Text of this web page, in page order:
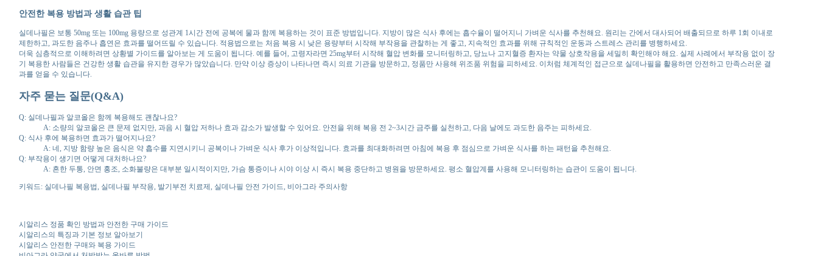
안전한 복용 방법과 생활 습관 팁
실데나필은 보통 50mg 또는 100mg 용량으로 성관계 1시간 전에 공복에 물과 함께 복용하는 것이 표준 방법입니다. 지방이 많은 식사 후에는 흡수율이 떨어지니 가벼운 식사를 추천해요. 원리는 간에서 대사되어 배출되므로 하루 1회 이내로
제한하고, 과도한 음주나 흡연은 효과를 떨어뜨릴 수 있습니다. 적용법으로는 처음 복용 시 낮은 용량부터 시작해 부작용을 관찰하는 게 좋고, 지속적인 효과를 위해 규칙적인 운동과 스트레스 관리를 병행하세요.
더욱 심층적으로 이해하려면 상황별 가이드를 알아보는 게 도움이 됩니다. 예를 들어, 고령자라면 25mg부터 시작해 혈압 변화를 모니터링하고, 당뇨나 고지혈증 환자는 약물 상호작용을 세밀히 확인해야 해요. 실제 사례에서 부작용 없이 장
기 복용한 사람들은 건강한 생활 습관을 유지한 경우가 많았습니다. 만약 이상 증상이 나타나면 즉시 의료 기관을 방문하고, 정품만 사용해 위조품 위험을 피하세요. 이처럼 체계적인 접근으로 실데나필을 활용하면 안전하고 만족스러운 결
과를 얻을 수 있습니다.
자주 묻는 질문(Q&A)
Q: 실데나필과 알코올은 함께 복용해도 괜찮나요?
A: 소량의 알코올은 큰 문제 없지만, 과음 시 혈압 저하나 효과 감소가 발생할 수 있어요. 안전을 위해 복용 전 2~3시간 금주를 실천하고, 다음 날에도 과도한 음주는 피하세요.
Q: 식사 후에 복용하면 효과가 떨어지나요?
A: 네, 지방 함량 높은 음식은 약 흡수를 지연시키니 공복이나 가벼운 식사 후가 이상적입니다. 효과를 최대화하려면 아침에 복용 후 점심으로 가벼운 식사를 하는 패턴을 추천해요.
Q: 부작용이 생기면 어떻게 대처하나요?
A: 흔한 두통, 안면 홍조, 소화불량은 대부분 일시적이지만, 가슴 통증이나 시야 이상 시 즉시 복용 중단하고 병원을 방문하세요. 평소 혈압계를 사용해 모니터링하는 습관이 도움이 됩니다.
키워드: 실데나필 복용법, 실데나필 부작용, 발기부전 치료제, 실데나필 안전 가이드, 비아그라 주의사항
시알리스 정품 확인 방법과 안전한 구매 가이드
시알리스의 특징과 기본 정보 알아보기
시알리스 안전한 구매와 복용 가이드